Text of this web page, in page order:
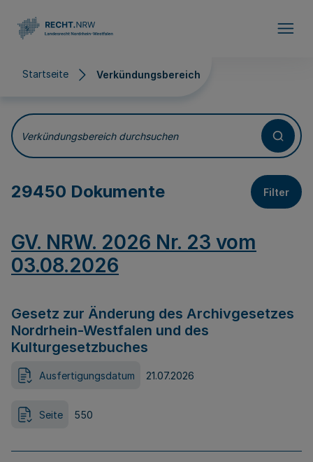
Startseite Verkündungsbereich
Verkündungsbereich
Verkündungsbereich durchsuchen
29450 Dokumente Filter
GV. NRW. 2026 Nr. 23 vom
03.08.2026
Gesetz zur Änderung des Archivgesetzes
Nordrhein-Westfalen und des
Kulturgesetzbuches
Ausfertigungsdatum 21.07.2026
Seite 550